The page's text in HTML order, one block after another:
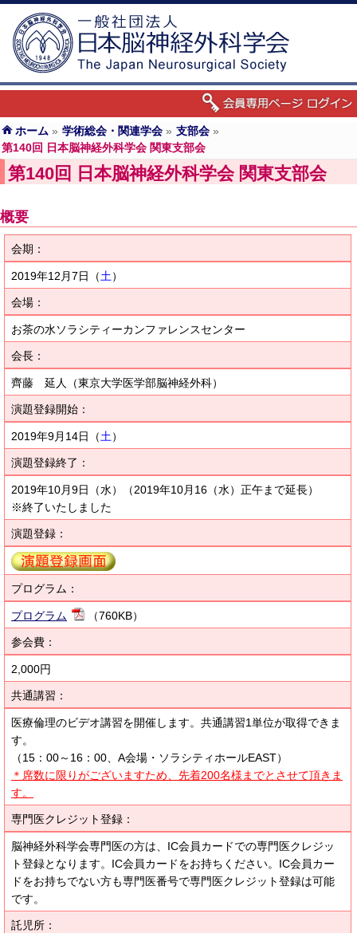
ホーム » 学術総会・関連学会 » 支部会 »
第140回 日本脳神経外科学会 関東支部会
第140回 日本脳神経外科学会 関東支部会
概要
会期：
2019年12月7日 （土）
会場：
お茶の水ソラシティーカンファレンスセンター
会長：
齊藤 延人（東京大学医学部脳神経外科）
演題登録開始：
2019年9月14日（土）
演題登録終了：
2019年10月9日（水）（2019年10月16（水）正午まで延長）
※終了いたしました
演題登録：
プログラム：
プログラム （760KB）
参会費：
2,000円
共通講習：
医療倫理のビデオ講習を開催します。共通講習1単位が取得できま
す。
（15：00～16：00、A会場・ソラシティホールEAST）
＊席数に限りがございますため、先着200名様までとさせて頂きま
す。
専門医クレジット登録：
脳神経外科学会専門医の方は、IC会員カードでの専門医クレジッ
ト登録となります。IC会員カードをお持ちください。IC会員カー
ドをお持ちでない方も専門医番号で専門医クレジット登録は可能
です。
託児所：